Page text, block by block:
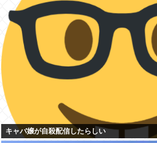
キャバ嬢が自殺配信したらしい